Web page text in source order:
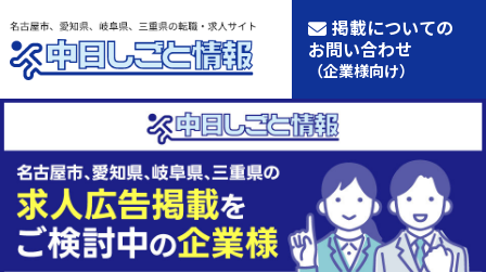
掲載についての
お問い合わせ
（企業様向け）